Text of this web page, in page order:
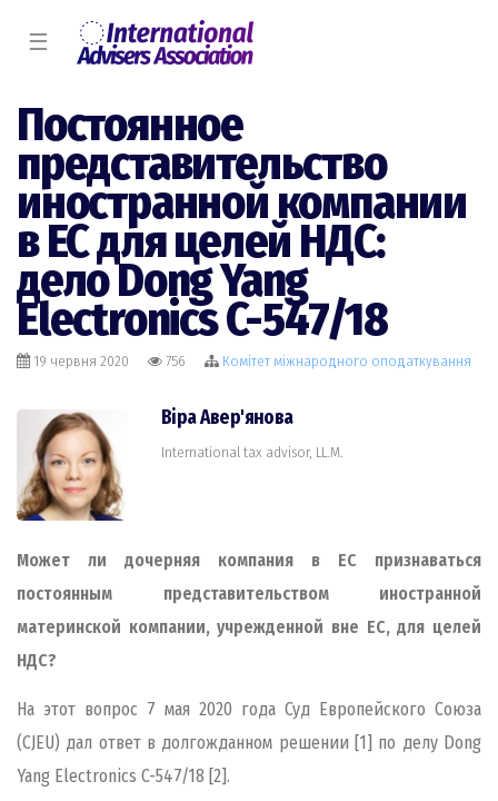
☰
Постоянное
представительство
иностранной компании
в ЕС для целей НДС:
дело Dong Yang
Electronics C-547/18
19 червня 2020 756 Комiтет міжнародного оподаткування
Віра Авер'янова
International tax advisor, LL.M.
Может ли дочерняя компания в ЕС признаваться
постоянным представительством иностранной
материнской компании, учрежденной вне ЕС, для целей
НДС?
На этот вопрос 7 мая 2020 года Суд Европейского Союза
(CJEU) дал ответ в долгожданном решении [1] по делу Dong
Yang Electronics C-547/18 [2].